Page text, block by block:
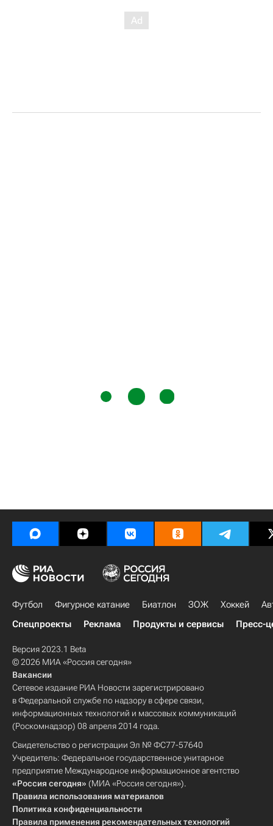
Футбол Фигурное катание Биатлон ЗОЖ Хоккей
Спецпроекты
Реклама Продукты и сервисы Пресс-
Версия 2023.1 Beta
© 2026 МИА «Россия сегодня»
Вакансии
Сетевое издание РИА Новости зарегистрировано
в Федеральной службе по надзору в сфере связи,
информационных технологий и массовых коммуникаций
(Роскомнадзор) 08 апреля 2014 года.
Свидетельство о регистрации Эл № ФС77-57640
Учредитель: Федеральное государственное унитарное
предприятие Международное информационное агентство
«Россия сегодня» (МИА «Россия сегодня»).
Правила использования материалов
Политика конфиденциальности
Правила применения рекомендательных технологий